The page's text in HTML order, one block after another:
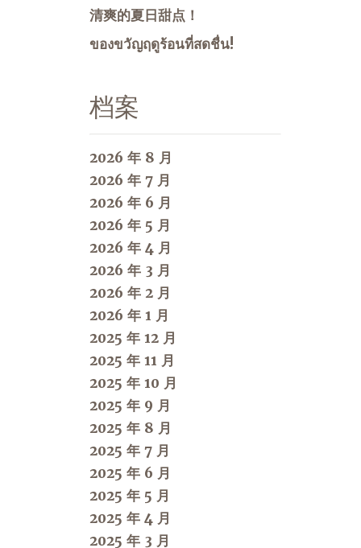
清爽的夏日甜点！
ของขวัญฤดูร้อนที่สดชื่น!
档案
2026 年 8 月
2026 年 7 月
2026 年 6 月
2026 年 5 月
2026 年 4 月
2026 年 3 月
2026 年 2 月
2026 年 1 月
2025 年 12 月
2025 年 11 月
2025 年 10 月
2025 年 9 月
2025 年 8 月
2025 年 7 月
2025 年 6 月
2025 年 5 月
2025 年 4 月
2025 年 3 月